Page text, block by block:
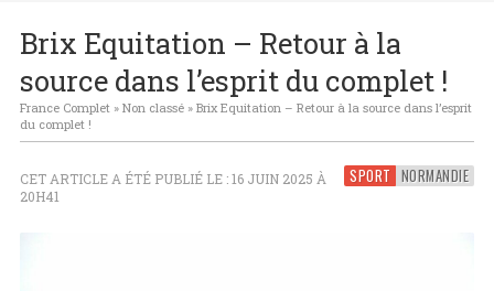
indoor reviennent le 23 Janvier 2027 !
Brix Equitation – Retour à la
source dans l’esprit du complet !
France Complet» Non classé» Brix Equitation – Retour à la source dans l’esprit
du complet !
SPORT NORMANDIE
CET ARTICLE A ÉTÉ PUBLIÉ LE : 16 JUIN 2025 À
20H41